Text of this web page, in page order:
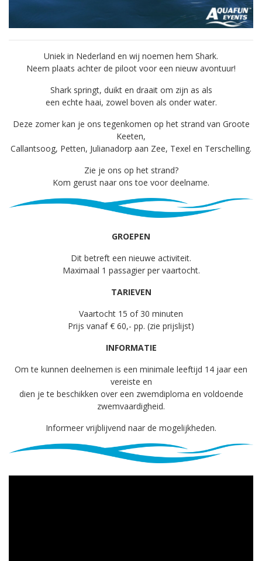
Uniek in Nederland en wij noemen hem Shark.
Neem plaats achter de piloot voor een nieuw avontuur!
Shark springt, duikt en draait om zijn as als
een echte haai, zowel boven als onder water.
Deze zomer kan je ons tegenkomen op het strand van Groote
Keeten,
Callantsoog, Petten, Julianadorp aan Zee, Texel en Terschelling.
Zie je ons op het strand?
Kom gerust naar ons toe voor deelname.
GROEPEN
Dit betreft een nieuwe activiteit.
Maximaal 1 passagier per vaartocht.
TARIEVEN
Vaartocht 15 of 30 minuten
Prijs vanaf € 60,- pp. (zie prijslijst)
INFORMATIE
Om te kunnen deelnemen is een minimale leeftijd 14 jaar een
vereiste en
dien je te beschikken over een zwemdiploma en voldoende
zwemvaardigheid.
Informeer vrijblijvend naar de mogelijkheden.